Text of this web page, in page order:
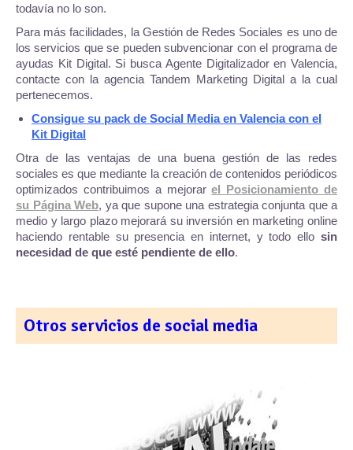
todavía no lo son.
Para más facilidades, la Gestión de Redes Sociales es uno de
los servicios que se pueden subvencionar con el programa de
ayudas Kit Digital. Si busca Agente Digitalizador en Valencia,
contacte con la agencia Tandem Marketing Digital a la cual
pertenecemos.
Consigue su pack de Social Media en Valencia con el
Kit Digital
Otra de las ventajas de una buena gestión de las redes
sociales es que mediante la creación de contenidos periódicos
optimizados contribuimos a mejorarel Posicionamiento de
su Página Web, ya que supone una estrategia conjunta que a
medio y largo plazo mejorará su inversión en marketing online
haciendo rentable su presencia en internet, y todo ello sin
necesidad de que esté pendiente de ello.
Otros servicios de social media